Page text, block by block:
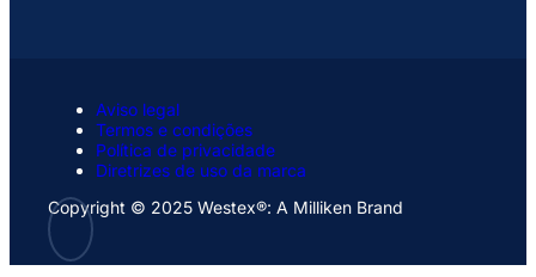
Aviso legal
Termos e condições
Política de privacidade
Diretrizes de uso da marca
Copyright © 2025 Westex®: A Milliken Brand